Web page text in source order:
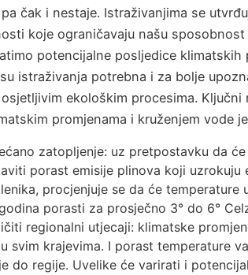
čak i nestaje. Istraživanjima se
koje ograničavaju našu sposobnost
potencijalne posljedice klimatskih
istraživanja potrebna i za bolje
ekološkim procesima. Ključni
promjenama i kruženjem vode
zatopljenje: uz pretpostavku da će
porast emisije plinova koji uzrokuju
procjenjuje se da će temperature
porasti za prosječno 3° do 6°
regionalni utjecaji: klimatske
svim krajevima. I porast temperature
do regije. Uvelike će varirati i